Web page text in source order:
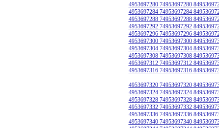
4953697280 74953697280
4953697284 74953697284
4953697288 74953697288
4953697292 74953697292
4953697296 74953697296
4953697300 74953697300
4953697304 74953697304
4953697308 74953697308
4953697312 74953697312
4953697316 74953697316
4953697320 74953697320
4953697324 74953697324
4953697328 74953697328
4953697332 74953697332
4953697336 74953697336
4953697340 74953697340